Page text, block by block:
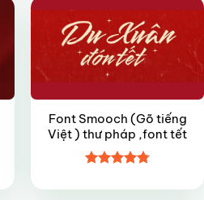
Font Smooch (Gõ tiếng
Việt ) thư pháp ,font tết
hạng4.85